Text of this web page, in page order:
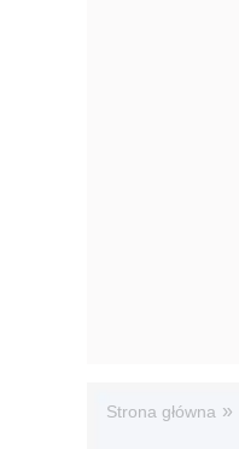
Strona główna »